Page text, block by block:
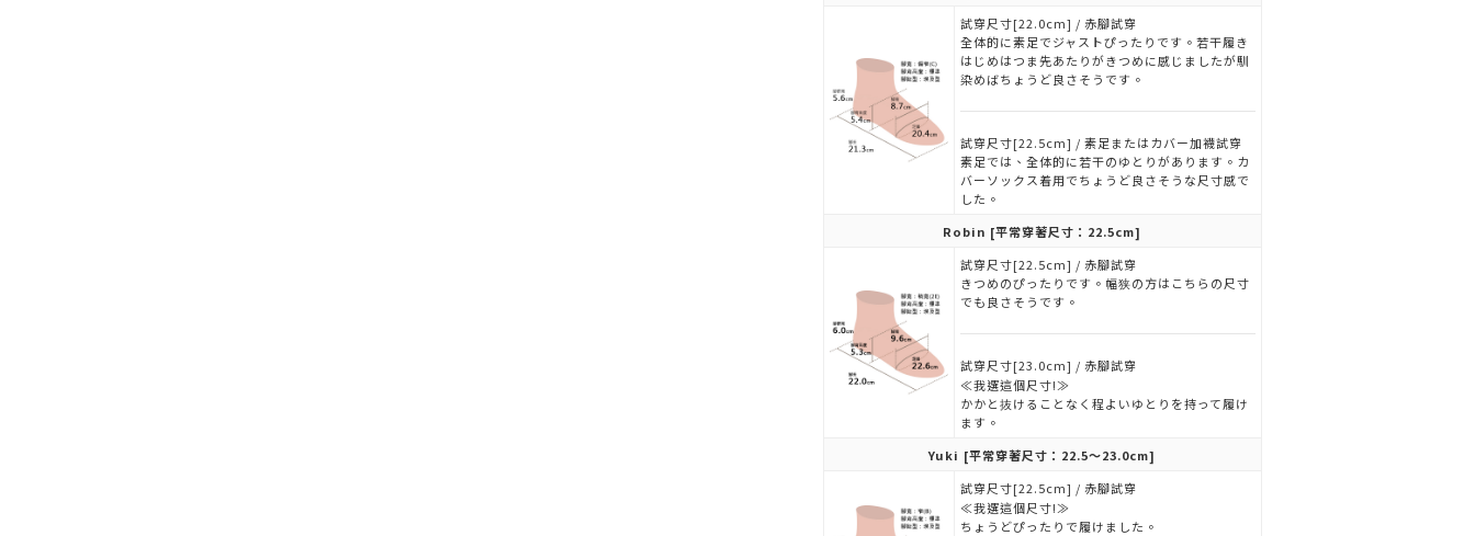
試穿尺寸[22.0cm] / 赤腳試穿
全体的に素足でジャストぴったりです。若干履き
はじめはつま先あたりがきつめに感じましたが馴
染めばちょうど良さそうです。
試穿尺寸[22.5cm] / 素足またはカバー加襪試穿
素足では、全体的に若干のゆとりがあります。カ
バーソックス着用でちょうど良さそうな尺寸感で
した。
Robin [平常穿著尺寸：22.5cm]
試穿尺寸[22.5cm] / 赤腳試穿
きつめのぴったりです。幅狭の方はこちらの尺寸
でも良さそうです。
試穿尺寸[23.0cm] / 赤腳試穿
≪我選這個尺寸!≫
かかと抜けることなく程よいゆとりを持って履け
ます。
Yuki [平常穿著尺寸：22.5～23.0cm]
試穿尺寸[22.5cm] / 赤腳試穿
≪我選這個尺寸!≫
ちょうどぴったりで履けました。